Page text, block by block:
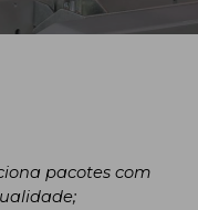
pacotes com